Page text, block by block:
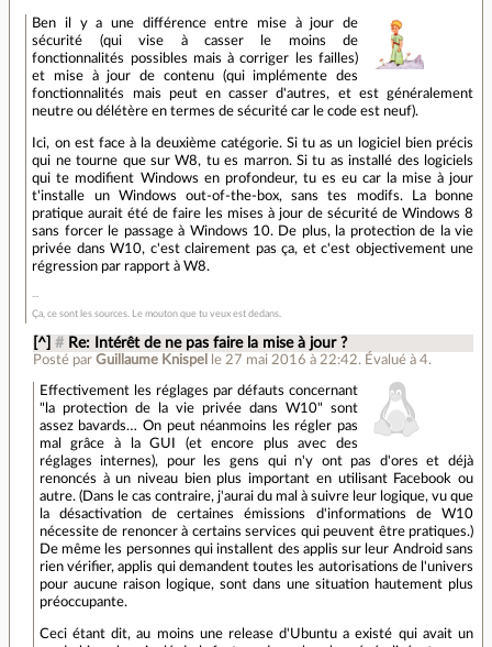
Ben il y a une différence entre mise à jour de
sécurité (qui vise à casser le moins de
fonctionnalités possibles mais à corriger les failles)
et mise à jour de contenu (qui implémente des
fonctionnalités mais peut en casser d'autres, et est généralement
neutre ou délétère en termes de sécurité car le code est neuf).
Ici, on est face à la deuxième catégorie. Si tu as un logiciel bien précis
qui ne tourne que sur W8, tu es marron. Si tu as installé des logiciels
qui te modifient Windows en profondeur, tu es eu car la mise à jour
t'installe un Windows out-of-the-box, sans tes modifs. La bonne
pratique aurait été de faire les mises à jour de sécurité de Windows 8
sans forcer le passage à Windows 10. De plus, la protection de la vie
privée dans W10, c'est clairement pas ça, et c'est objectivement une
régression par rapport à W8.
Ça, ce sont les sources. Le mouton que tu veux est dedans.
[^] # Re: Intérêt de ne pas faire la mise à jour ?
Posté par Guillaume Knispel le 27 mai 2016 à 22:42. Évalué à 4.
Effectivement les réglages par défauts concernant
"la protection de la vie privée dans W10" sont
assez bavards… On peut néanmoins les régler pas
mal grâce à la GUI (et encore plus avec des
réglages internes), pour les gens qui n'y ont pas d'ores et déjà
renoncés à un niveau bien plus important en utilisant Facebook ou
autre. (Dans le cas contraire, j'aurai du mal à suivre leur logique, vu que
la désactivation de certaines émissions d'informations de W10
nécessite de renoncer à certains services qui peuvent être pratiques.)
De même les personnes qui installent des applis sur leur Android sans
rien vérifier, applis qui demandent toutes les autorisations de l'univers
pour aucune raison logique, sont dans une situation hautement plus
préoccupante.
Ceci étant dit, au moins une release d'Ubuntu a existé qui avait un